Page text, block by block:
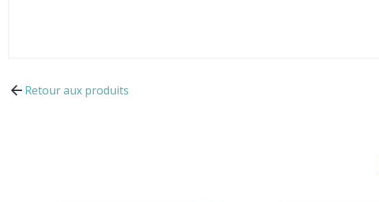
Retour aux produits